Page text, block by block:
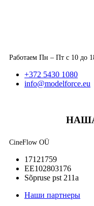
Работаем Пн – Пт с 10 до
+372 5430 1080
info@modelforce.eu
CineFlow OÜ
17121759
EE102803176
Sõpruse pst 211a
Наши партнеры